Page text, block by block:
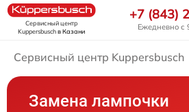
Сервисный центр
Kuppersbuschв Казани
+7 (843)
Ежедневно с
Сервисный центр Kuppersbusch
Замена лампочки